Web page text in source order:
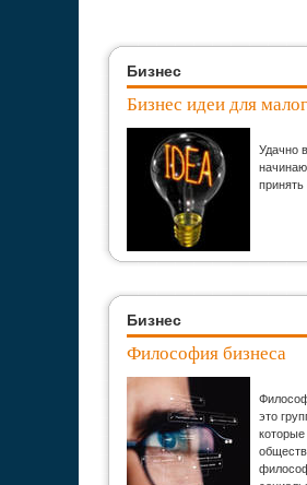
Бизнес
Бизнес идеи для
Удачно
принять
Бизнес
Философия бизнеса
это